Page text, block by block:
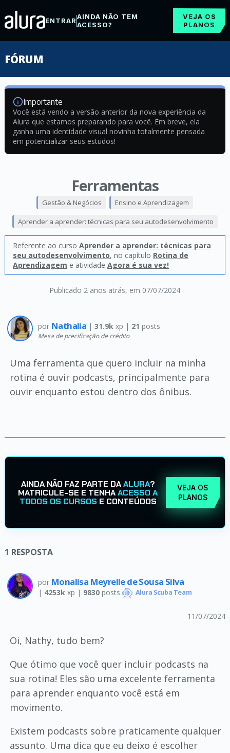
ENTRARAINDA NÃO TEM
ACESSO?
VEJA OS
PLANOS
FÓRUM
Importante
Você está vendo a versão anterior da nova experiência da
Alura que estamos preparando para você. Em breve, ela
ganha uma identidade visual novinha totalmente pensada
em potencializar seus estudos!
Ferramentas
Publicado 2 anos atrás, em 07/07/2024
Gestão & Negócios Ensino e Aprendizagem
Aprender a aprender: técnicas para seu autodesenvolvimento
Referente ao curso Aprender a aprender: técnicas para
seu autodesenvolvimento, no capítulo Rotina de
Aprendizagem e atividade Agora é sua vez!
por Nathalia | 31.9k xp | 21 posts
Mesa de precificação de crédito
Uma ferramenta que quero incluir na minha
rotina é ouvir podcasts, principalmente para
ouvir enquanto estou dentro dos ônibus.
AINDA NÃO FAZ PARTE DAALURA?
MATRICULE-SE E TENHAACESSO A
TODOS OS CURSOS E CONTEÚDOS
VEJA OS
PLANOS
1 RESPOSTA
por Monalisa Meyrelle de Sousa Silva
| 4253k xp | 9830posts Alura Scuba Team
11/07/2024
Oi, Nathy, tudo bem?
Que ótimo que você quer incluir podcasts na
sua rotina! Eles são uma excelente ferramenta
para aprender enquanto você está em
movimento.
Existem podcasts sobre praticamente qualquer
assunto. Uma dica que eu deixo é escolher